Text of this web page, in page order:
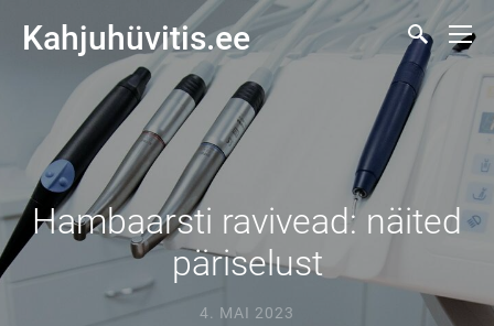
Kahjuhüvitis.ee
Hambaarsti ravivead: näited
päriselust
4. MAI 2023